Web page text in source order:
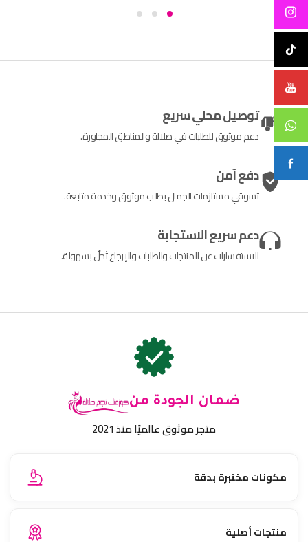
توصيل محلي سريع
دعم موثوق للطلبات في صلالة والمناطق المجاورة.
دفع آمن
تسوقي مستلزمات الجمال بطلب موثوق وخدمة متابعة.
دعم سريع الاستجابة
الاستفسارات عن المنتجات والطلبات والإرجاع تُحلّ بسهولة.
ضمان الجودة من
متجر موثوق عالميًا منذ 2021
مكونات مختبرة بدقة
منتجات أصلية